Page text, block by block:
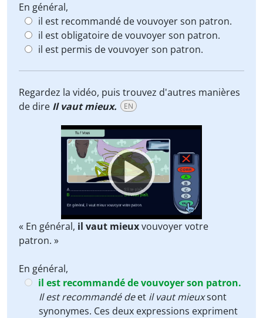
En général,
il est recommandé de vouvoyer son patron.
il est obligatoire de vouvoyer son patron.
il est permis de vouvoyer son patron.
Regardez la vidéo, puis trouvez d'autres manières
de dire Il vaut mieux. EN
Video
Player
« En général, il vaut mieuxvouvoyer votre
patron. »
En général,
il est recommandé de vouvoyer son patron.
Il est recommandé deet il vaut mieuxsont
synonymes. Ces deux expressions expriment